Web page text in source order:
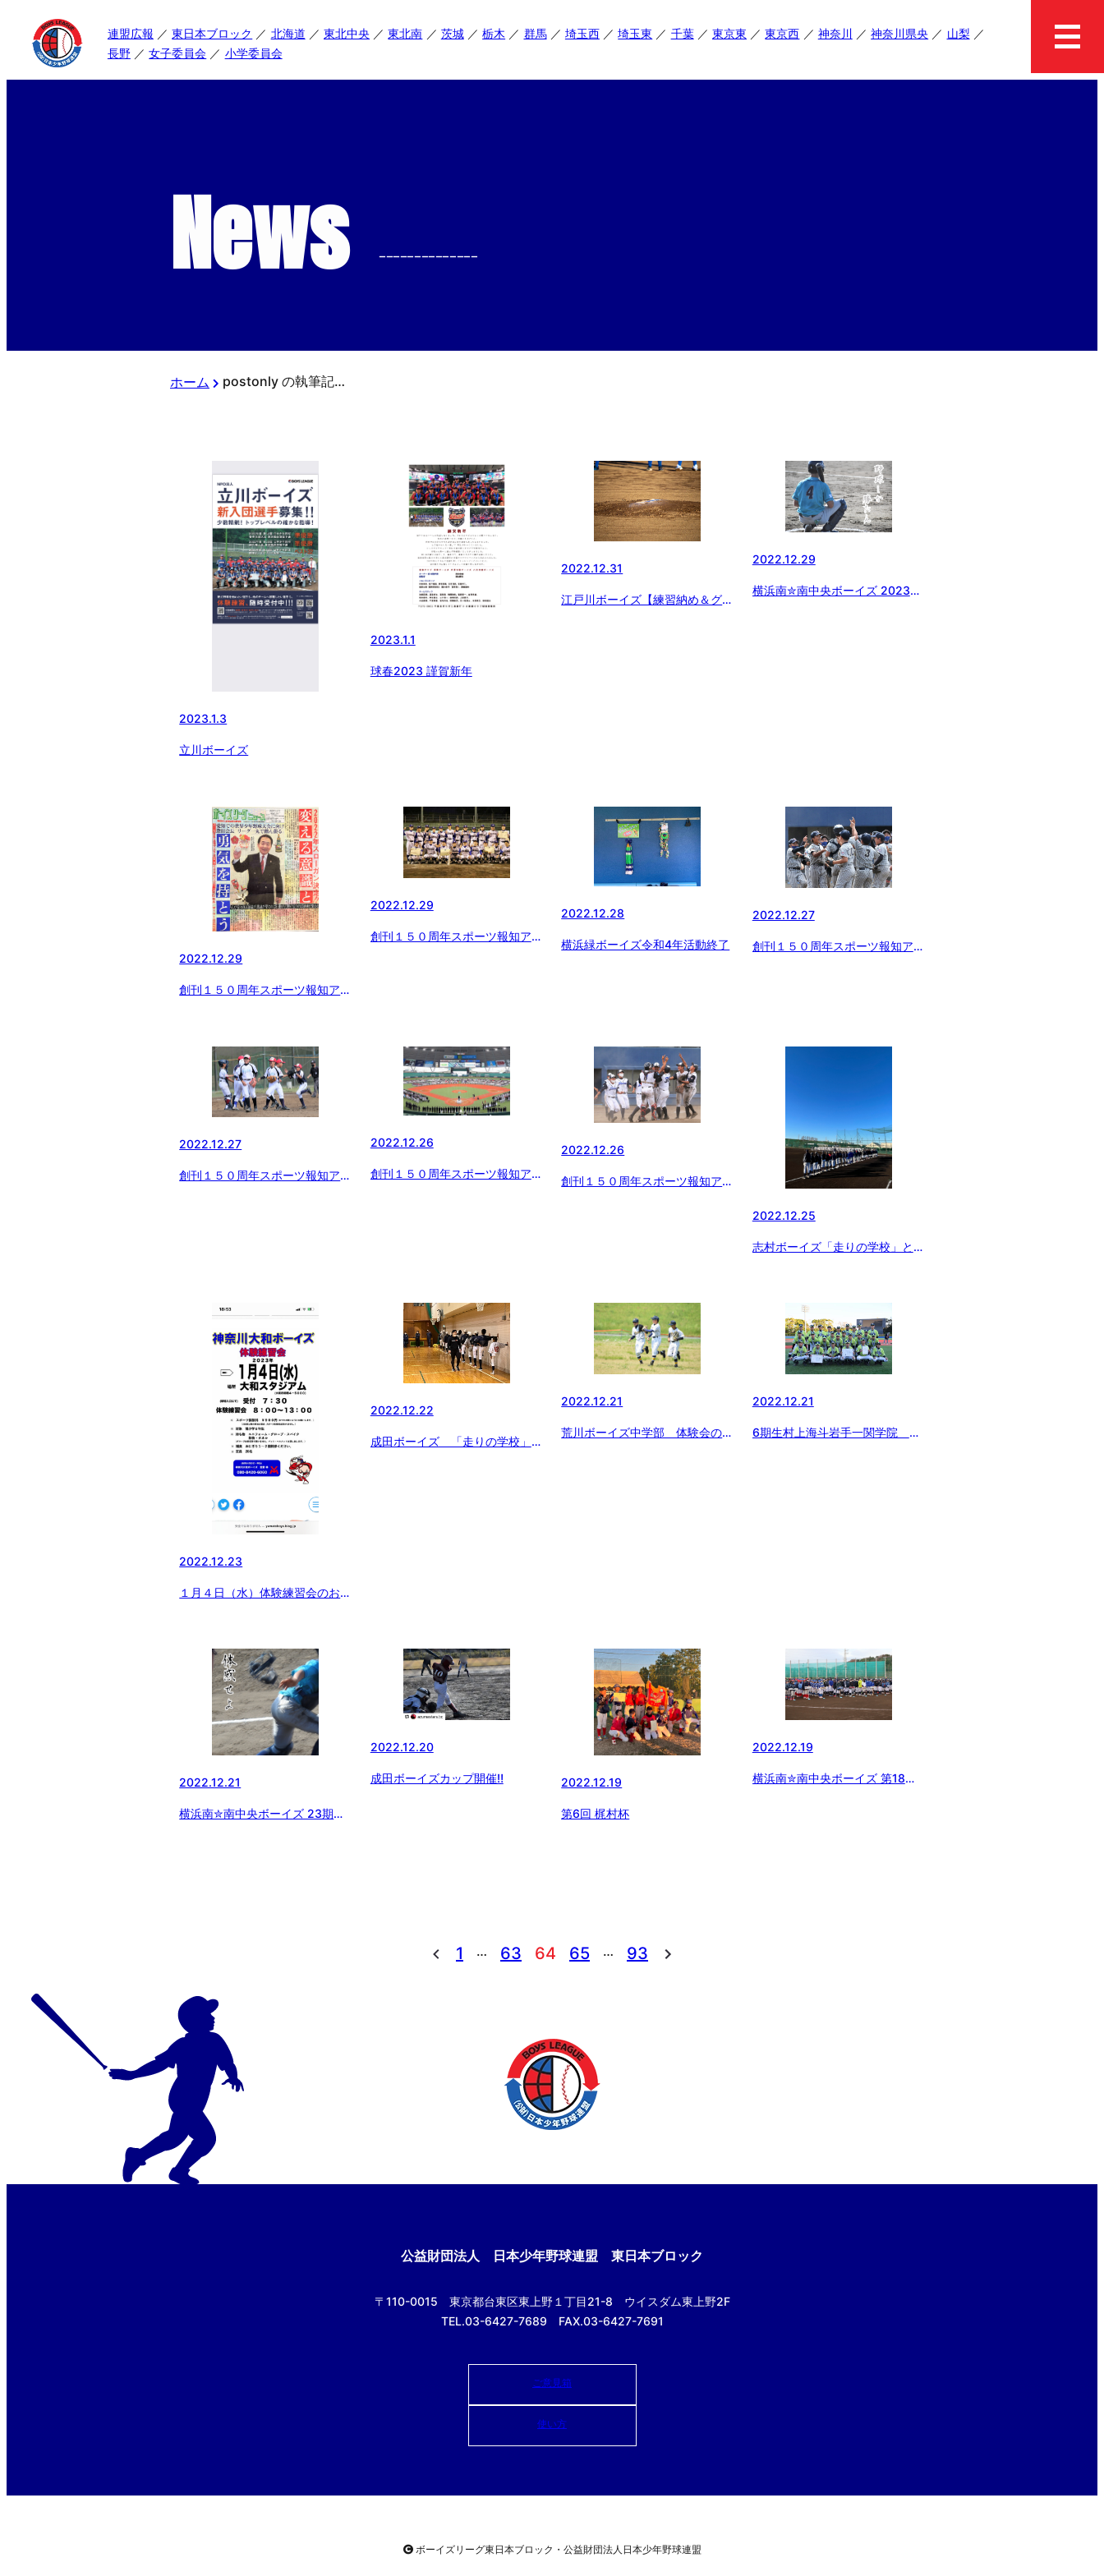
連盟広報 東日本ブロック 北海道 東北中央 東北南 茨城 栃木 群馬 埼玉西 埼玉東 千葉 東京東 東京西 神奈川 神奈川県央
山梨
長野
女子委員会 小学委員会
News --------------
ホーム postonly の執筆記事
2023.1.3
立川ボーイズ
2023.1.1
球春2023 謹賀新年
2022.12.31
江戸川ボーイズ【練習納め＆グラ
2022.12.29
横浜南✮南中央ボーイズ 2023年
2022.12.29
創刊１５０周年スポーツ報知アー
（６）＝終わり＝
2022.12.29
創刊１５０周年スポーツ報知アー
2022.12.28
横浜緑ボーイズ令和4年活動終了
2022.12.27
創刊１５０周年スポーツ報知アー
2022.12.27
創刊１５０周年スポーツ報知アー
2022.12.26
創刊１５０周年スポーツ報知アー
2022.12.26
創刊１５０周年スポーツ報知アー
2022.12.25
志村ボーイズ「走りの学校」とコ
2022.12.23
１月４日（水）体験練習会のお知
2022.12.22
成田ボーイズ 「走りの学校」と
2022.12.21
荒川ボーイズ中学部 体験会のお
2022.12.21
6期生村上海斗岩手一関学院 横
2022.12.21
横浜南✮南中央ボーイズ 23期生
2022.12.20
成田ボーイズカップ開催‼️ 2022.12.19
第6回 梶村杯
2022.12.19
横浜南✮南中央ボーイズ 第18回
1 … 63 64 65 … 93
公益財団法人 日本少年野球連盟 東日本ブロック
〒110-0015 東京都台東区東上野１丁目21-8 ウイスダム東上野2F
TEL.03-6427-7689 FAX.03-6427-7691
ご意見箱
使い方
ボーイズリーグ東日本ブロック・公益財団法人 日本少年野球連盟